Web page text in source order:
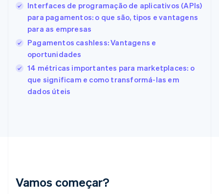
Interfaces de programação de aplicativos (APIs)
para pagamentos: o que são, tipos e vantagens
para as empresas
Pagamentos cashless: Vantagens e
oportunidades
14 métricas importantes para marketplaces: o
que significam e como transformá-las em
dados úteis
Vamos começar?
Estados Unidos
EnglishEspañol简体中文
Estônia
Finlândia
EnglishSvenska
França
Gibraltar
English
Itália